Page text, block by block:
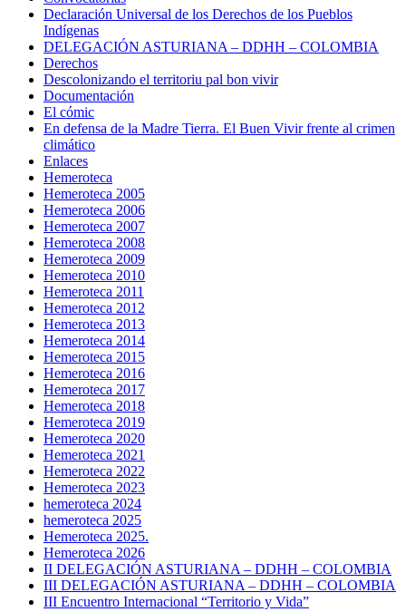
Declaración Universal de los Derechos de los Pueblos
Indígenas
DELEGACIÓN ASTURIANA – DDHH – COLOMBIA
Derechos
Descolonizando el territoriu pal bon vivir
Documentación
El cómic
En defensa de la Madre Tierra. El Buen Vivir frente al crimen
climático
Enlaces
Hemeroteca
Hemeroteca 2005
Hemeroteca 2006
Hemeroteca 2007
Hemeroteca 2008
Hemeroteca 2009
Hemeroteca 2010
Hemeroteca 2011
Hemeroteca 2012
Hemeroteca 2013
Hemeroteca 2014
Hemeroteca 2015
Hemeroteca 2016
Hemeroteca 2017
Hemeroteca 2018
Hemeroteca 2019
Hemeroteca 2020
Hemeroteca 2021
Hemeroteca 2022
Hemeroteca 2023
hemeroteca 2024
hemeroteca 2025
Hemeroteca 2025.
Hemeroteca 2026
II DELEGACIÓN ASTURIANA – DDHH – COLOMBIA
III DELEGACIÓN ASTURIANA – DDHH – COLOMBIA
III Encuentro Internacional “Territorio y Vida”